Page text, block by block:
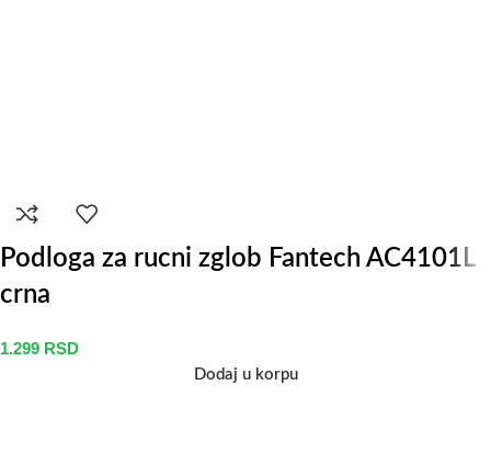
Podloga za rucni zglob Fantech AC4101L
crna
1.299 RSD
Dodaj u korpu